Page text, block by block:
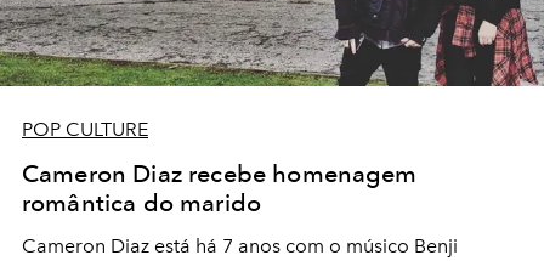
POP CULTURE
Cameron Diaz recebe homenagem
romântica do marido
Cameron Diaz está há 7 anos com o músico Benji